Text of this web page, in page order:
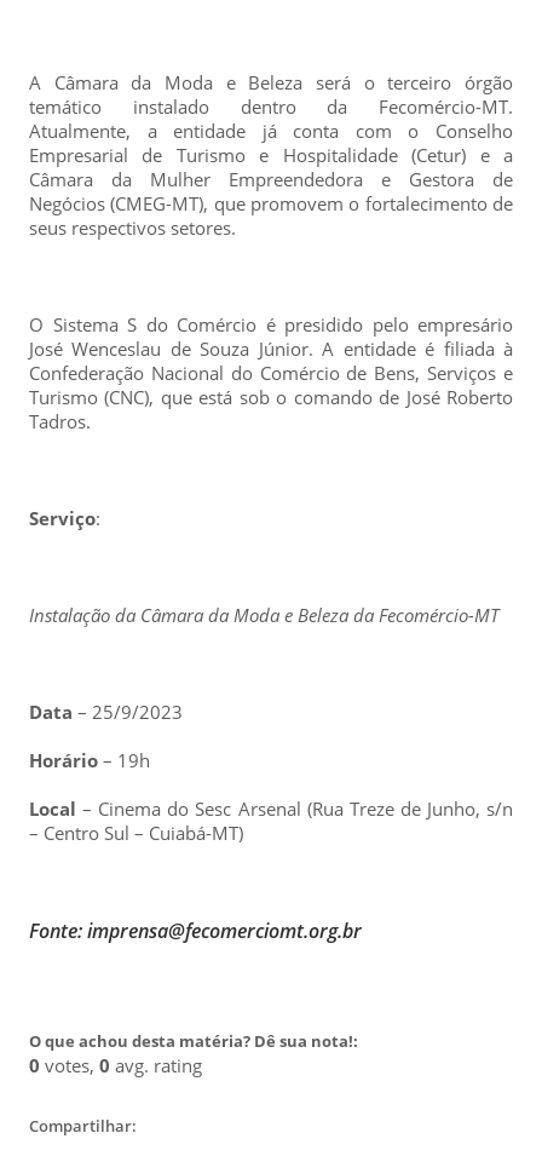
A Câmara da Moda e Beleza será o terceiro órgão
temático instalado dentro da Fecomércio-MT.
Atualmente, a entidade já conta com o Conselho
Empresarial de Turismo e Hospitalidade (Cetur) e a
Câmara da Mulher Empreendedora e Gestora de
Negócios (CMEG-MT), que promovem o fortalecimento de
seus respectivos setores.
O Sistema S do Comércio é presidido pelo empresário
José Wenceslau de Souza Júnior. A entidade é filiada à
Confederação Nacional do Comércio de Bens, Serviços e
Turismo (CNC), que está sob o comando de José Roberto
Tadros.
Serviço:
Instalação da Câmara da Moda e Beleza da Fecomércio-MT
Data – 25/9/2023
Horário – 19h
Local – Cinema do Sesc Arsenal (Rua Treze de Junho, s/n
– Centro Sul – Cuiabá-MT)
Fonte: imprensa@fecomerciomt.org.br
O que achou desta matéria? Dê sua nota!:
0 votes, 0 avg. rating
Compartilhar: